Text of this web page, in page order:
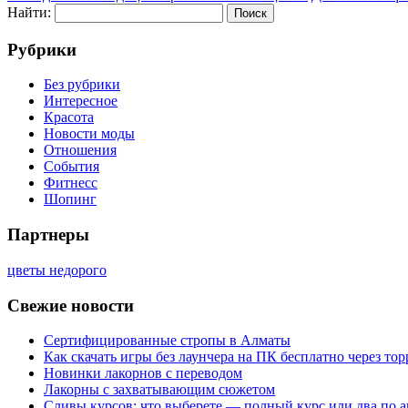
Найти:
Рубрики
Без рубрики
Интересное
Красота
Новости моды
Отношения
События
Фитнесс
Шопинг
Партнеры
цветы недорого
Свежие новости
Сертифицированные стропы в Алматы
Как скачать игры без лаунчера на ПК бесплатно через
Новинки лакорнов с переводом
Лакорны с захватывающим сюжетом